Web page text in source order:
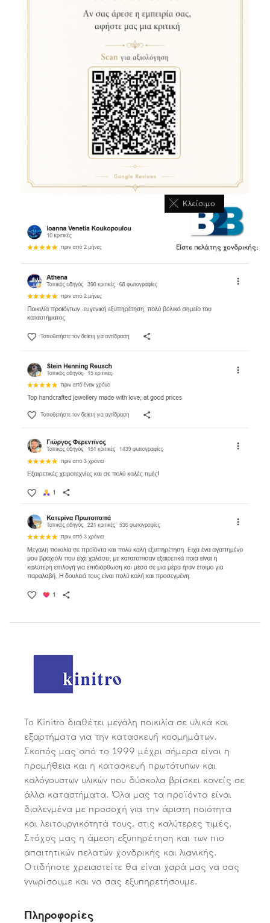
Κλείσιμο
Είστε πελάτης χονδρικής;
Το Kinitro διαθέτει μεγάλη ποικιλία σε υλικά και
εξαρτήματα για την κατασκευή κοσμημάτων.
Σκοπός μας από το 1999 μέχρι σήμερα είναι η
προμήθεια και η κατασκευή πρωτότυπων και
καλόγουστων υλικών που δύσκολα βρίσκει κανείς σε
άλλα καταστήματα. Όλα μας τα προϊόντα είναι
διαλεγμένα με προσοχή για την άριστη ποιότητα
και λειτουργικότητά τους, στις καλύτερες τιμές.
Στόχος μας η άμεση εξυπηρέτηση και των πιο
απαιτητικών πελατών χονδρικής και λιανικής.
Οτιδήποτε χρειαστείτε θα είναι χαρά μας να σας
γνωρίσουμε και να σας εξυπηρετήσουμε.
Πληροφορίες